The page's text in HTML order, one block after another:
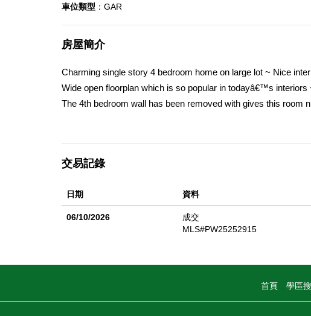
車位類型 ：GAR
房屋簡介
Charming single story 4 bedroom home on large lot ~ Nice
Wide open floorplan which is so popular in todayâ€™s
The 4th bedroom wall has been removed with gives this room
vaulted ceilings and a fireplace ~ Nice sized private lot with
交易記錄
日期 資料
06/10/2026
成交
MLS#PW25252915
首頁 學區